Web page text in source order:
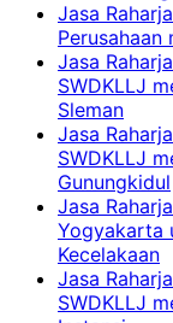
Jasa
Perusahaan
Jasa
SWDKLLJ
Sleman
Jasa
SWDKLLJ
Gunungkidul
Jasa
Yogyakarta
Kecelakaan
Jasa
SWDKLLJ